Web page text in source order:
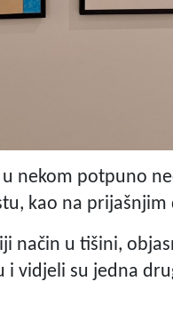
nekom potpuno
kao na prijašnjim
način u tišini,
vidjeli su jedna